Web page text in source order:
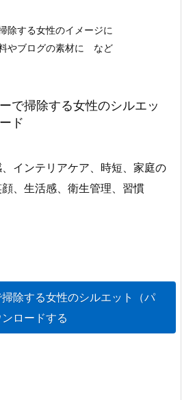
除する女性のイメージに
やブログの素材に など
で掃除する女性のシルエッ
ド
インテリアケア、時短、家庭の
、生活感、衛生管理、習慣
除する女性のシルエット（パ
ロードする